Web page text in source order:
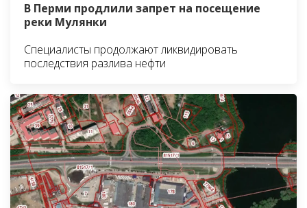
В Перми продлили запрет на посещение
реки Мулянки
Специалисты продолжают ликвидировать
последствия разлива нефти